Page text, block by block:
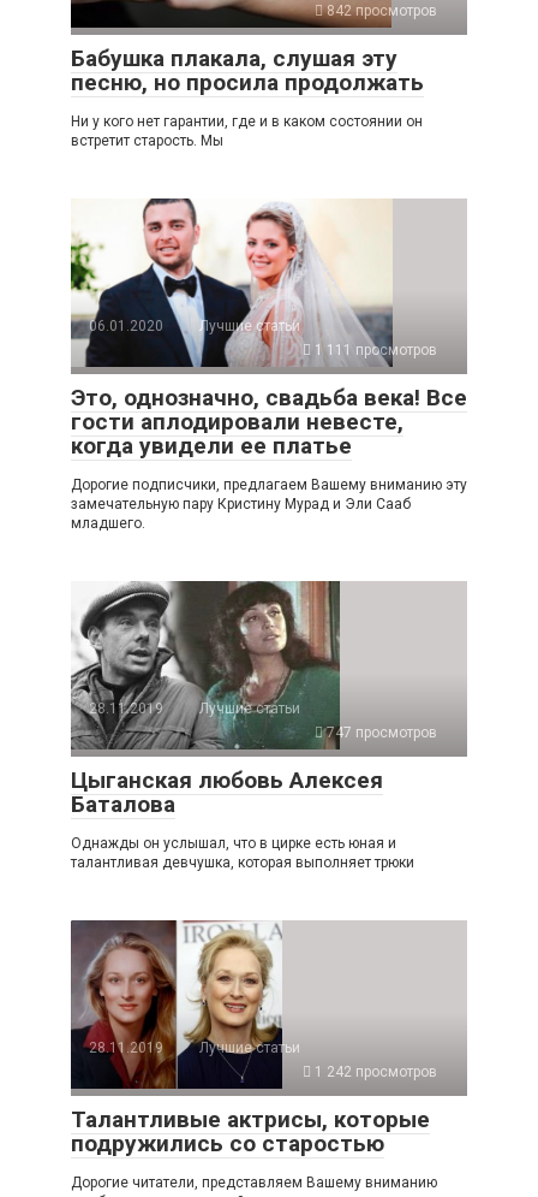
842 просмотров
Бабушка плакала, слушая эту
песню, но просила продолжать
Ни у кого нет гарантии, где и в каком состоянии он
встретит старость. Мы
06.01.2020
Лучшие статьи
1 111 просмотров
Это, однозначно, свадьба века! Все
гости аплодировали невесте,
когда увидели ее платье
Дорогие подписчики, предлагаем Вашему вниманию эту
замечательную пару Кристину Мурад и Эли Сааб
младшего.
28.11.2019
Лучшие статьи
747 просмотров
Цыганская любовь Алексея
Баталова
Однажды он услышал, что в цирке есть юная и
талантливая девчушка, которая выполняет трюки
28.11.2019
Лучшие статьи
1 242 просмотров
Талантливые актрисы, которые
подружились со старостью
Дорогие читатели, представляем Вашему вниманию